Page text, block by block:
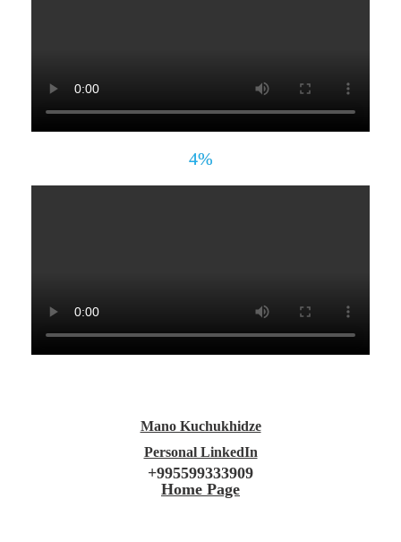
4%
Mano Kuchukhidze
Personal LinkedIn
+995599333909
Home Page